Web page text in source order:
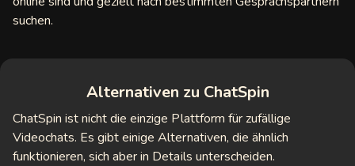
suchen.
Alternativen zu ChatSpin
ChatSpin ist nicht die einzige Plattform für zufällige
Videochats. Es gibt einige Alternativen, die ähnlich
funktionieren, sich aber in Details unterscheiden.